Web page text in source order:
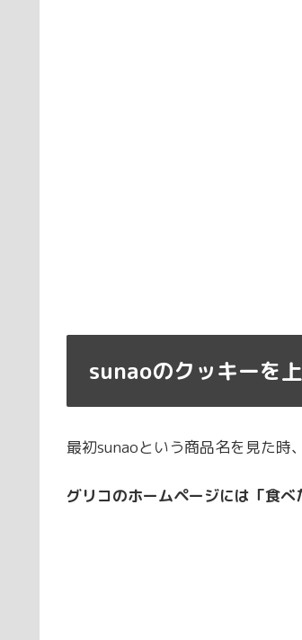
sunaoのクッキーを
最初sunaoという商品名を見た時
グリコのホームページには「食